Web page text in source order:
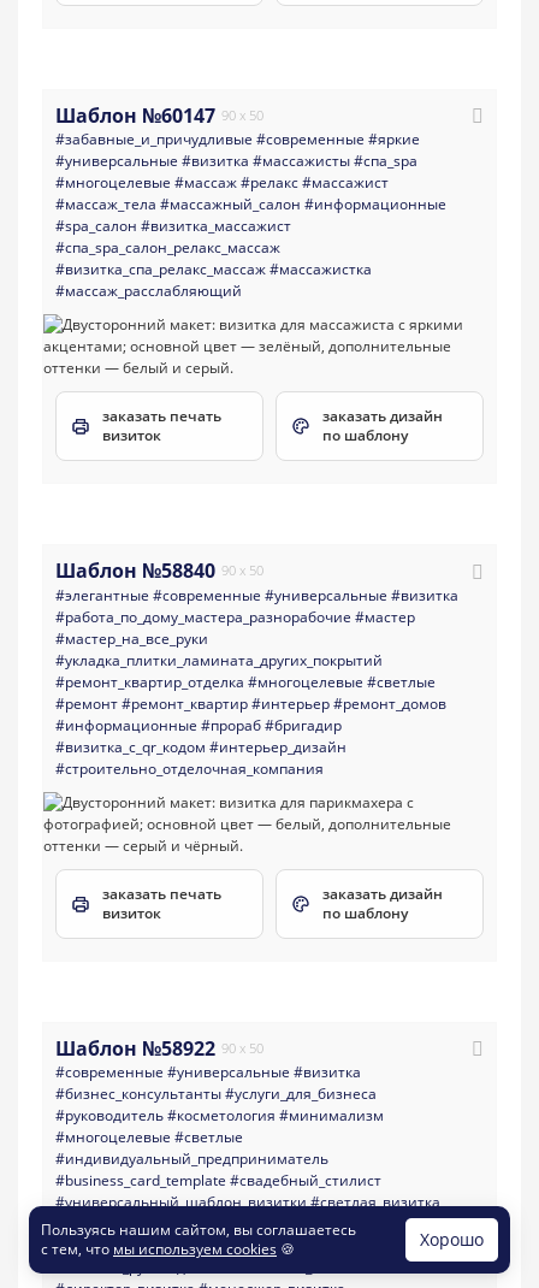
Шаблон №60147 90 x 50
#забавные_и_причудливые #современные #яркие
#универсальные #визитка #массажисты#спа_spa
#многоцелевые #массаж#релакс#массажист
#массаж_тела #массажный_салон #информационные
#spa_салон #визитка_массажист
#спа_spa_салон_релакс_массаж
#визитка_спа_релакс_массаж#массажистка
#массаж_расслабляющий
заказать печать
визиток
заказать дизайн
по шаблону
Шаблон №58840 90 x 50
#элегантные #современные #универсальные #визитка
#работа_по_дому_мастера_разнорабочие #мастер
#мастер_на_все_руки
#укладка_плитки_ламината_других_покрытий
#ремонт_квартир_отделка #многоцелевые #светлые
#ремонт#ремонт_квартир#интерьер#ремонт_домов
#информационные #прораб#бригадир
#визитка_с_qr_кодом #интерьер_дизайн
#строительно_отделочная_компания
заказать печать
визиток
заказать дизайн
по шаблону
Шаблон №58922 90 x 50
#современные #универсальные #визитка
#бизнес_консультанты#услуги_для_бизнеса
#руководитель#косметология #минимализм
#многоцелевые #светлые
#индивидуальный_предприниматель
#business_card_template #свадебный_стилист
#универсальный_шаблон_визитки#светлая_визитка
#визитка_дизайнер#визитка_для_бренда
#информационные#визитка_для_бизнеса
Пользуясь нашим сайтом, вы соглашаетесь
с тем, что мы используем cookies 🍪 Хорошо